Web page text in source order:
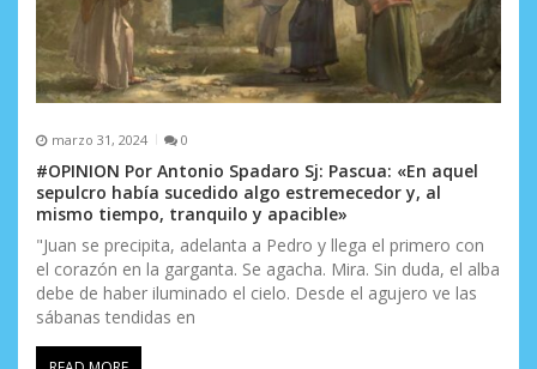
marzo 31, 2024 0
#OPINION Por Antonio Spadaro Sj: Pascua: «En aquel
sepulcro había sucedido algo estremecedor y, al
mismo tiempo, tranquilo y apacible»
"Juan se precipita, adelanta a Pedro y llega el primero con
el corazón en la garganta. Se agacha. Mira. Sin duda, el alba
debe de haber iluminado el cielo. Desde el agujero ve las
sábanas tendidas en